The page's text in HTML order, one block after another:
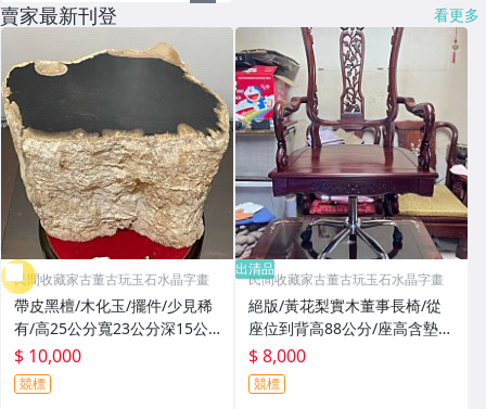
賣家最新刊登 看更多
民間收藏家古董古玩玉石水晶字畫
帶皮黑檀/木化玉/擺件/少見稀
有/高25公分寬23公分深15公
分重量12.8公斤/最後一張照片
是底部照
$ 10,000
競標
出清品
民間收藏家古董古玩玉石水晶字畫
絕版/黃花梨實木董事長椅/從
座位到背高88公分/座高含墊最
低52公分~最高65公分可調高
度/座深內部53公分外部總深5
8公分/座寬內部50公分外部總
$ 8,000
競標